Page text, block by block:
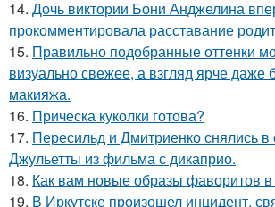
14. Дочь виктории Бони Анджелина
прокомментировала расставание
15. Правильно подобранные оттенки
визуально свежее, а взгляд ярче даже
макияжа.
16. Прическа куколки готова?
17. Пересильд и Дмитриенко снялись
Джульетты из фильма с дикаприо.
18. Как вам новые образы фаворитов
19. В Иркутске произошел инцидент,